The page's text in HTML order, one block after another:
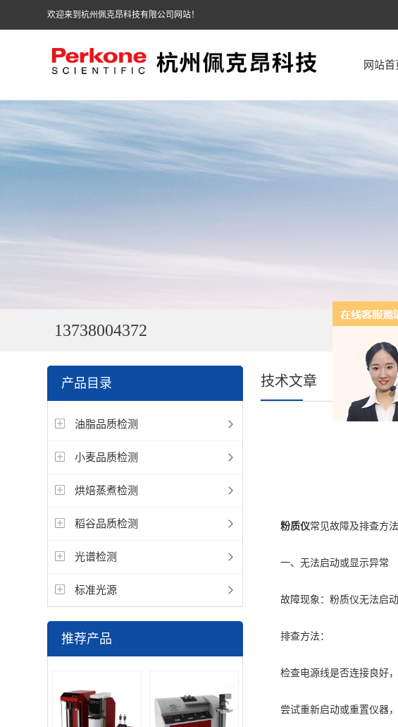
欢迎来到杭州佩克昂科技有限公司网站！
网站首
13738004372
产品目录
油脂品质检测
小麦品质检测
烘焙蒸煮检测
稻谷品质检测
光谱检测
标准光源
推荐产品
技术文章
粉质仪常见故障及排查方
一、无法启动或显示异常
故障现象：粉质仪无法启动
排查方法：
检查电源线是否连接良好，
尝试重新启动或重置仪器，